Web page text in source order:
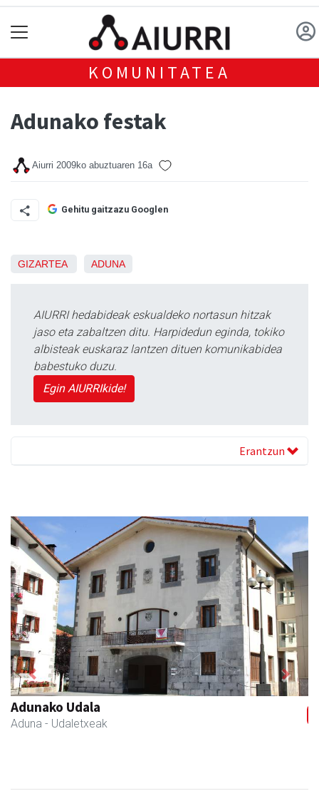
KOMUNITATEA
Adunako festak
Aiurri 2009ko abuztuaren 16a
Gehitu gaitzazu Googlen
GIZARTEA ADUNA
AIURRI hedabideak eskualdeko nortasun hitzak
jaso eta zabaltzen ditu. Harpidedun eginda, tokiko
albisteak euskaraz lantzen dituen komunikabidea
babestuko duzu.
Egin AIURRIkide!
Erantzun
Arruti gozotegia
Andoain - Gozotegiak
Previous Next